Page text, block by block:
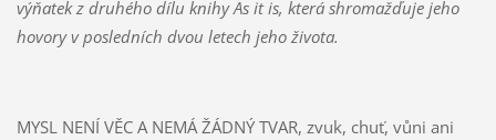
výňatek z druhého dílu knihy As it is, která shromažďuje jeho
hovory v posledních dvou letech jeho života.
MYSL NENÍ VĚC A NEMÁ ŽÁDNÝ TVAR, zvuk, chuť, vůni ani